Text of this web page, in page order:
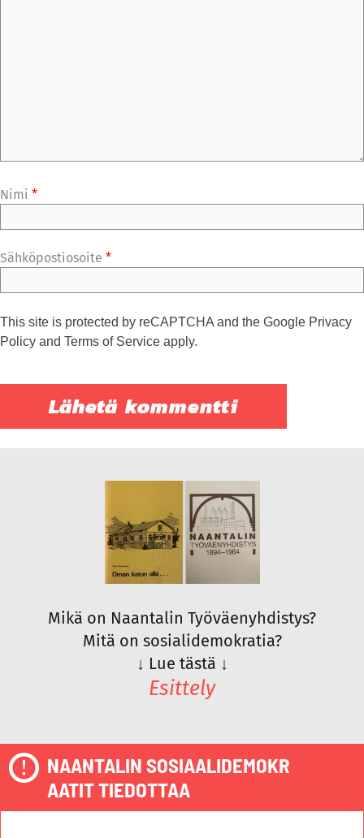
Nimi *
Sähköpostiosoite *
This site is protected by reCAPTCHA and the Google Privacy
Policy and Terms of Service apply.
Mikä on Naantalin Työväenyhdistys?
Mitä on sosialidemokratia?
↓ Lue tästä ↓
Esittely
NAANTALIN SOSIAALIDEMOKR
AATIT TIEDOTTAA